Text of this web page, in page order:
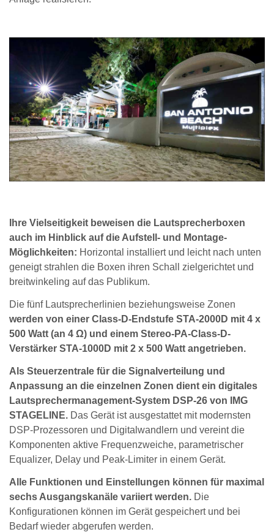
Ihre Vielseitigkeit beweisen die Lautsprecherboxen
auch im Hinblick auf die Aufstell- und Montage-
Möglichkeiten: Horizontal installiert und leicht nach unten
geneigt strahlen die Boxen ihren Schall zielgerichtet und
breitwinkeling auf das Publikum.
Die fünf Lautsprecherlinien beziehungsweise Zonen
werden von einer Class-D-Endstufe STA-2000D mit 4 x
500 Watt (an 4 Ω) und einem Stereo-PA-Class-D-
Verstärker STA-1000D mit 2 x 500 Watt angetrieben.
Als Steuerzentrale für die Signalverteilung und
Anpassung an die einzelnen Zonen dient ein digitales
Lautsprechermanagement-System DSP-26 von IMG
STAGELINE. Das Gerät ist ausgestattet mit modernsten
DSP-Prozessoren und Digitalwandlern und vereint die
Komponenten aktive Frequenzweiche, parametrischer
Equalizer, Delay und Peak-Limiter in einem Gerät.
Alle Funktionen und Einstellungen können für maximal
sechs Ausgangskanäle variiert werden. Die
Konfigurationen können im Gerät gespeichert und bei
Bedarf wieder abgerufen werden.